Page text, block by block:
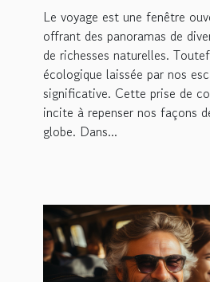
Le voyage est une fenêtre
offrant des panoramas de
de richesses naturelles.
écologique laissée par nos
significative. Cette prise de
incite à repenser nos façons
globe. Dans...